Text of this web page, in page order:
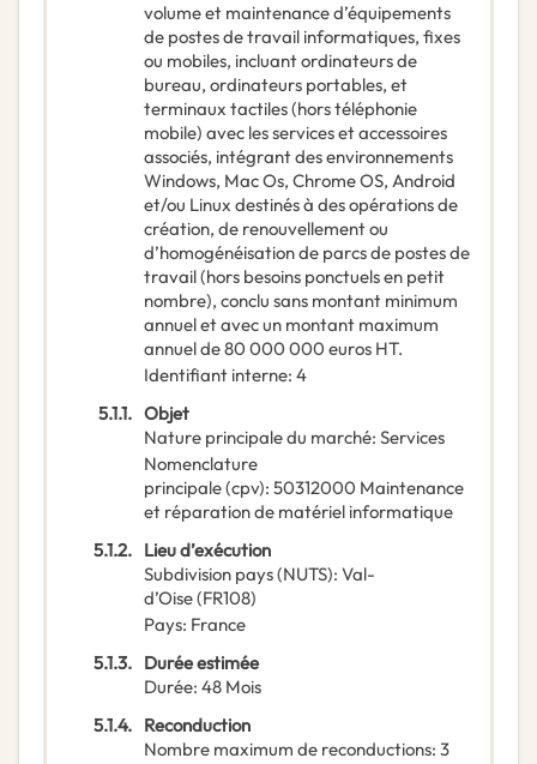
volume et maintenance d’équipements
de postes de travail informatiques, fixes
ou mobiles, incluant ordinateurs de
bureau, ordinateurs portables, et
terminaux tactiles (hors téléphonie
mobile) avec les services et accessoires
associés, intégrant des environnements
Windows, Mac Os, Chrome OS, Android
et/ou Linux destinés à des opérations de
création, de renouvellement ou
d’homogénéisation de parcs de postes de
travail (hors besoins ponctuels en petit
nombre), conclu sans montant minimum
annuel et avec un montant maximum
annuel de 80 000 000 euros HT.
Identifiant interne: 4
5.1.1. Objet
Nature principale du marché: Services
Nomenclature
principale(cpv): 50312000 Maintenance
et réparation de matériel informatique
5.1.2. Lieu d’exécution
Subdivision pays (NUTS): Val-
d’Oise(FR108)
Pays: France
5.1.3. Durée estimée
Durée: 48 Mois
5.1.4. Reconduction
Nombre maximum de reconductions: 3